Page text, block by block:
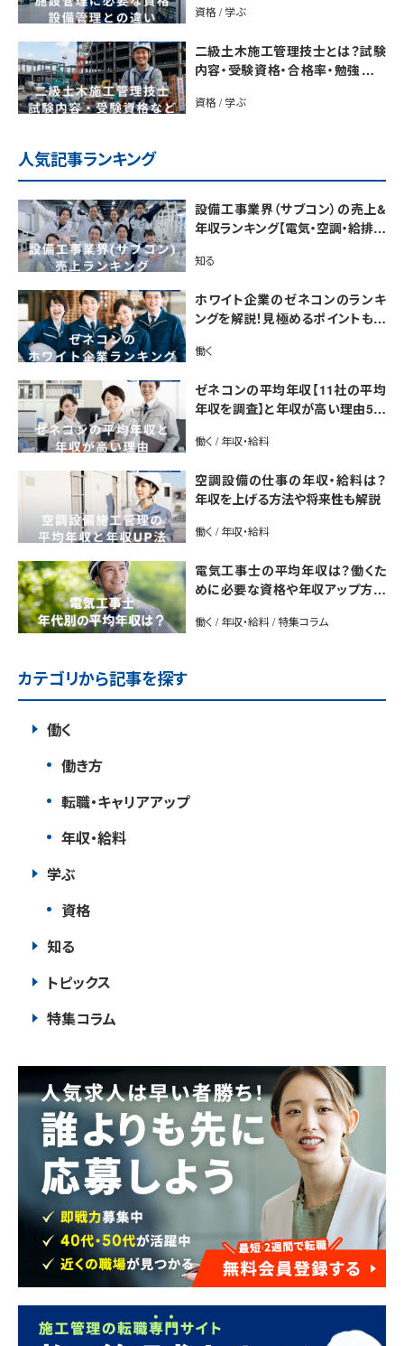
資格 / 学ぶ
二級土木施工管理技士とは？試験
内容・受験資格・合格率・勉強法を
資格 / 学ぶ
人気記事ランキング
設備工事業界（サブコン）の売上&
年収ランキング【電気・空調・給排水
市場規模も解説
知る
ホワイト企業のゼネコンのランキ
ングを解説！見極めるポイントも紹
働く
ゼネコンの平均年収【11社の平均
年収を調査】と年収が高い理由5選
働く / 年収・給料
空調設備の仕事の年収・給料は？
年収を上げる方法や将来性も解説
働く / 年収・給料
電気工事士の平均年収は？働くた
めに必要な資格や年収アップ方法
働く / 年収・給料 / 特集コラム
カテゴリから記事を探す
働く
働き方
転職・キャリアアップ
年収・給料
学ぶ
資格
知る
トピックス
特集コラム